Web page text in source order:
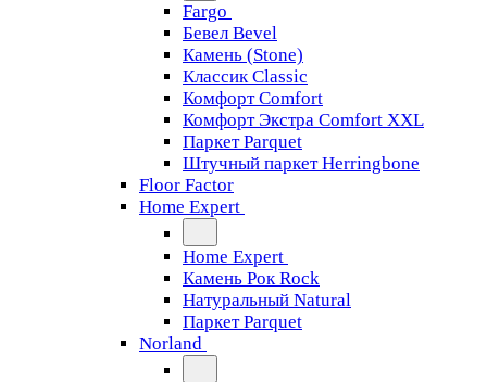
Fargo
Бевел Bevel
Камень (Stone)
Классик Classic
Комфорт Comfort
Комфорт Экстра Comfort XXL
Паркет Parquet
Штучный паркет Herringbone
Floor Factor
Home Expert
Home Expert
Камень Рок Rock
Натуральный Natural
Паркет Parquet
Norland